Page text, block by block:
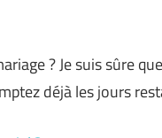
? Je suis sûre
déjà les jours